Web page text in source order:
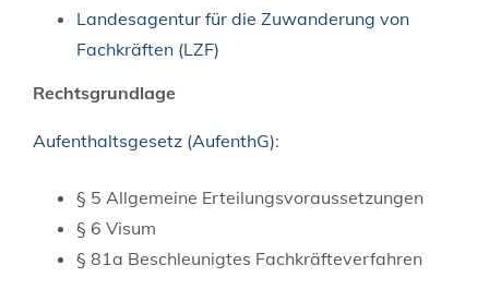
Landesagentur für die Zuwanderung von
Fachkräften (LZF)
Rechtsgrundlage
Aufenthaltsgesetz (AufenthG):
§ 5 Allgemeine Erteilungsvoraussetzungen
§ 6 Visum
§ 81a Beschleunigtes Fachkräfteverfahren